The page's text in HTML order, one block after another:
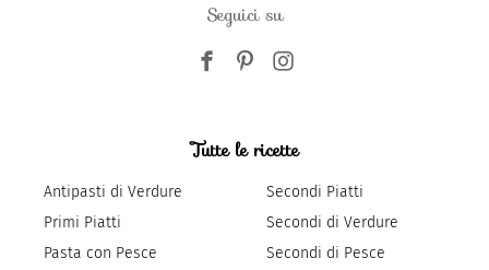
Seguici su
Tutte le ricette
Antipasti di Verdure
Primi Piatti
Pasta con Pesce
Secondi Piatti
Secondi di Verdure
Secondi di Pesce